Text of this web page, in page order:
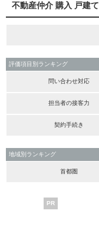
不動産仲介 購入 戸建て
評価項目別ランキング
問い合わせ対応
担当者の接客力
契約手続き
地域別ランキング
首都圏
PR